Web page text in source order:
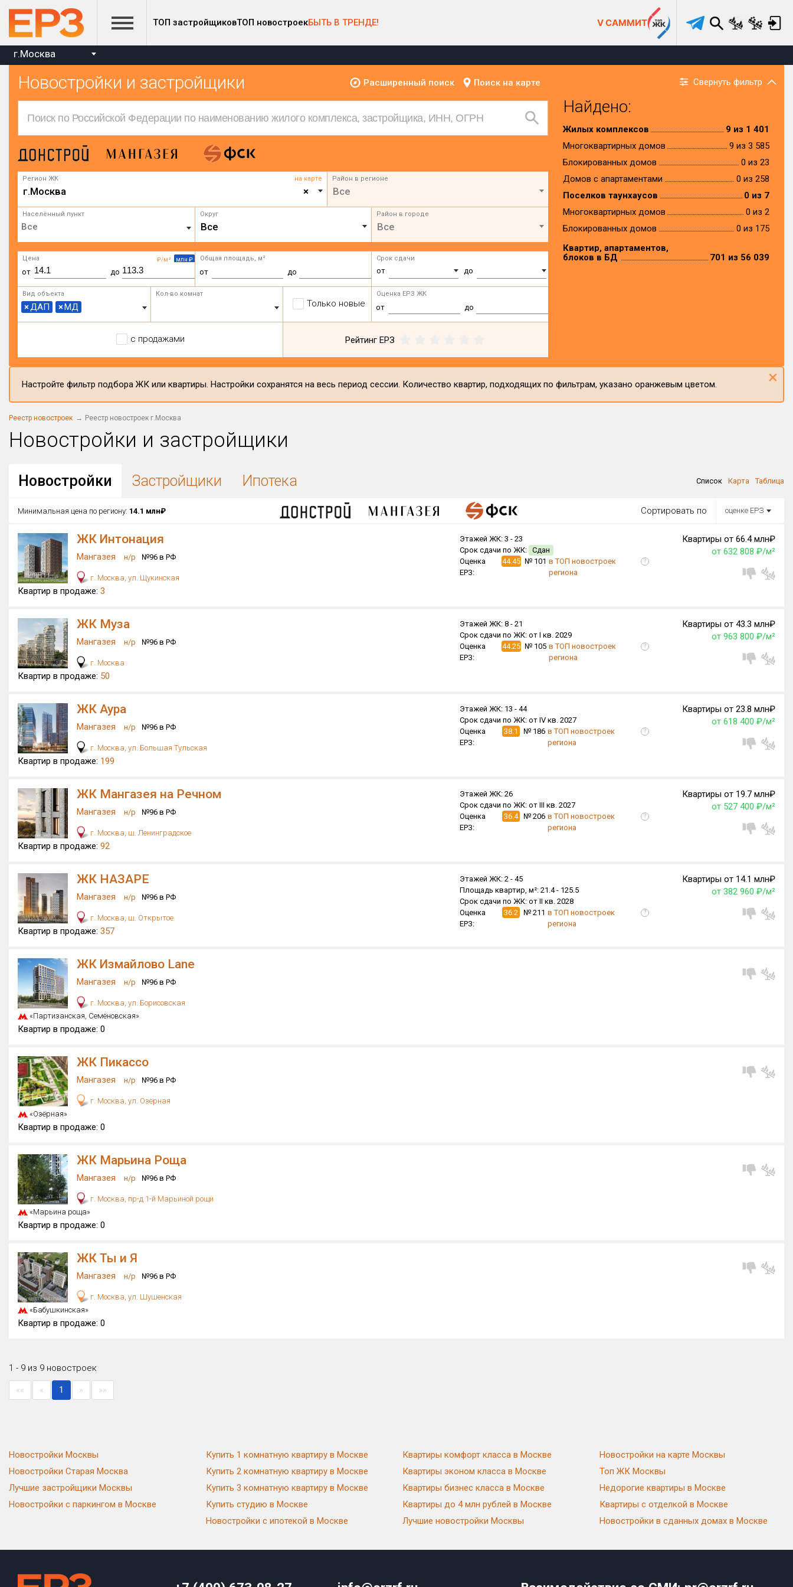
ТОП застройщиковТОП новостроекБЫТЬ В ТРЕНДЕ! V САММИТ
г.Москва
Новостройки и застройщики Расширенный поиск Поиск на карте Свернуть фильтр
Регион ЖК на карте
×
г.Москва
Район в регионе
Все
Населённый пункт Округ
Все
Район в городе
Все
₽/м² млн ₽
Цена
от до
Общая площадь, м²
от до
Срок сдачи
от до
Вид объекта
×ДАП ×МД
Кол-во комнат
Только новые
Оценка ЕРЗ ЖК
от до
с продажами Рейтинг ЕРЗ
Найдено:
Жилых комплексов
9 из 1 401
Многоквартирных домов
9 из 3 585
Блокированных домов
0 из 23
Домов с апартаментами
0 из 258
Поселков таунхаусов
0 из 7
Многоквартирных домов
0 из 2
Блокированных домов
0 из 175
Квартир, апартаментов,
блоков в БД
701 из 56 039
Настройте фильтр подбора ЖК или квартиры. Настройки сохранятся на весь период сессии. Количество квартир, подходящих по фильтрам, указано оранжевым цветом. ×
Реестр новостроек Реестр новостроек г.Москва
Новостройки и застройщики
Новостройки Застройщики Ипотека Список Карта Таблица
Минимальная цена по региону: 14.1 млн₽ Сортировать по оценке ЕРЗ
ЖК Интонация
Мангазея н/р №96 в РФ
г. Москва, ул. Щукинская
Квартир в продаже: 3
Этажей ЖК: 3 - 23
Срок сдачи по ЖК: Сдан
Оценка
ЕРЗ:
44.45 № 101 в ТОП новостроек
региона
?
Квартиры от 66.4 млн₽
от 632 808 ₽/м²
ЖК Муза
Мангазея н/р №96 в РФ
г. Москва
Квартир в продаже: 50
Этажей ЖК: 8 - 21
Срок сдачи по ЖК: от I кв. 2029
Оценка
ЕРЗ:
44.25 № 105 в ТОП новостроек
региона
?
Квартиры от 43.3 млн₽
от 963 800 ₽/м²
ЖК Аура
Мангазея н/р №96 в РФ
г. Москва, ул. Большая Тульская
Квартир в продаже: 199
Этажей ЖК: 13 - 44
Срок сдачи по ЖК: от IV кв. 2027
Оценка
ЕРЗ:
38.1 № 186 в ТОП новостроек
региона
?
Квартиры от 23.8 млн₽
от 618 400 ₽/м²
ЖК Мангазея на Речном
Мангазея н/р №96 в РФ
г. Москва, ш. Ленинградское
Квартир в продаже: 92
Этажей ЖК: 26
Срок сдачи по ЖК: от III кв. 2027
Оценка
ЕРЗ:
36.4 № 206 в ТОП новостроек
региона
?
Квартиры от 19.7 млн₽
от 527 400 ₽/м²
ЖК НАЗАРE
Мангазея н/р №96 в РФ
г. Москва, ш. Открытое
Квартир в продаже: 357
Этажей ЖК: 2 - 45
Площадь квартир, м²: 21.4 - 125.5
Срок сдачи по ЖК: от II кв. 2028
Оценка
ЕРЗ:
36.2 № 211 в ТОП новостроек
региона
?
Квартиры от 14.1 млн₽
от 382 960 ₽/м²
ЖК Измайлово Lane
Мангазея н/р №96 в РФ
г. Москва, ул. Борисовская
«Партизанская, Семёновская»
Квартир в продаже: 0
ЖК Пикассо
Мангазея н/р №96 в РФ
г. Москва, ул. Озёрная
«Озёрная»
Квартир в продаже: 0
ЖК Марьина Роща
Мангазея н/р №96 в РФ
г. Москва, пр-д 1-й Марьиной рощи
«Марьина роща»
Квартир в продаже: 0
ЖК Ты и Я
Мангазея н/р №96 в РФ
г. Москва, ул. Шушенская
«Бабушкинская»
Квартир в продаже: 0
1 - 9 из 9 новостроек
«« « 1 » »»
Новостройки Москвы
Новостройки Старая Москва
Лучшие застройщики Москвы
Новостройки с паркингом в Москве
Купить 1 комнатную квартиру в Москве
Купить 2 комнатную квартиру в Москве
Купить 3 комнатную квартиру в Москве
Купить студию в Москве
Новостройки с ипотекой в Москве
Квартиры комфорт класса в Москве
Квартиры эконом класса в Москве
Квартиры бизнес класса в Москве
Квартиры до 4 млн рублей в Москве
Лучшие новостройки Москвы
Новостройки на карте Москвы
Топ ЖК Москвы
Недорогие квартиры в Москве
Квартиры с отделкой в Москве
Новостройки в сданных домах в Москве